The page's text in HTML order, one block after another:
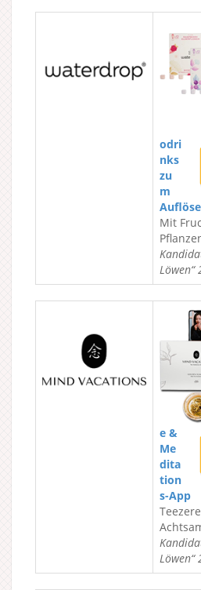
odri
nks
zu
m
Mit
Löwen“
e &
Me
dita
tion
s-App
Löwen“